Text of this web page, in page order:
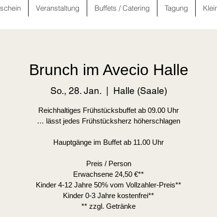
Veranstaltung Buffets / Catering Tagung
Brunch im Avecio Halle
So., 28. Jan.
  |
Halle (Saale)
Reichhaltiges Frühstücksbuffet ab 09.00 Uhr
… lässt jedes Frühstücksherz höherschlagen
Hauptgänge im Buffet ab 11.00 Uhr
Preis / Person
Erwachsene 24,50 €**
Kinder 4-12 Jahre 50% vom Vollzahler-Preis**
Kinder 0-3 Jahre kostenfrei**
** zzgl. Getränke